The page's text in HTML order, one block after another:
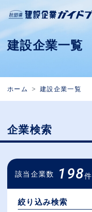
建設企業一覧
ホーム 建設企業一覧
企業検索
該当企業数 198件
絞り込み検索